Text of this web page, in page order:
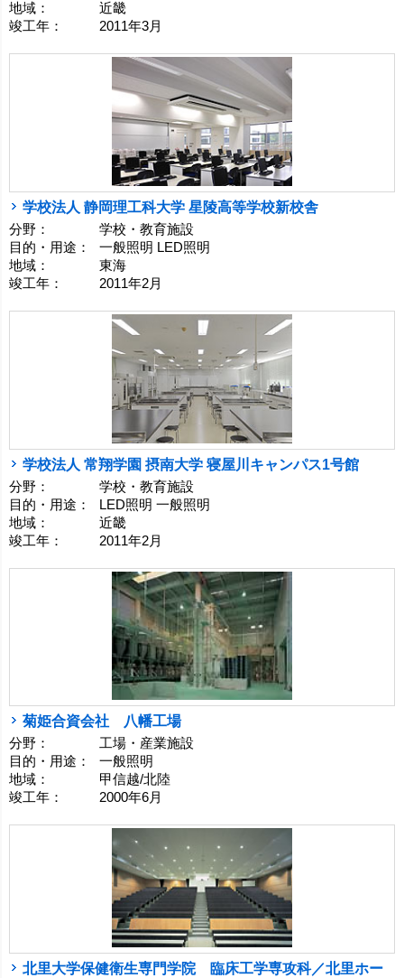
地域：
近畿
竣工年：
2011年3月
学校法人 静岡理工科大学 星陵高等学校新校舎
分野：
学校・教育施設
目的・用途：
一般照明 LED照明
地域：
東海
竣工年：
2011年2月
学校法人 常翔学園 摂南大学 寝屋川キャンパス1号館
分野：
学校・教育施設
目的・用途：
LED照明 一般照明
地域：
近畿
竣工年：
2011年2月
菊姫合資会社 八幡工場
分野：
工場・産業施設
目的・用途：
一般照明
地域：
甲信越/北陸
竣工年：
2000年6月
北里大学保健衛生専門学院 臨床工学専攻科／北里ホー